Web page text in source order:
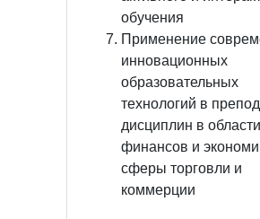
обучения
Применение
инновационных
образовательных
технологий в
дисциплин в области
финансов и
сферы торговли и
коммерции